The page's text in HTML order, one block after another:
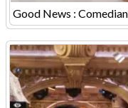
Good News :